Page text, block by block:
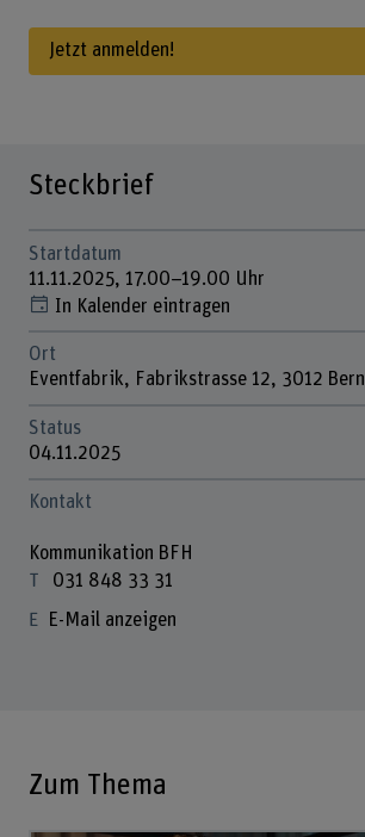
Jetzt anmelden!
Steckbrief
Startdatum
11.11.2025, 17.00–19.00 Uhr
In Kalender eintragen
Ort
Eventfabrik, Fabrikstrasse 12, 3012 Bern
Status
04.11.2025
Kontakt
Kommunikation BFH
031 848 33 31
E-Mail anzeigen
Zum Thema